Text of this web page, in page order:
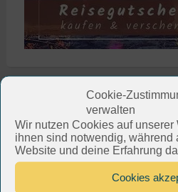
Cookie-
verwalten
Wir nutzen Cookies auf unserer
ihnen sind notwendig, während
Website und deine Erfahrung
Cookies